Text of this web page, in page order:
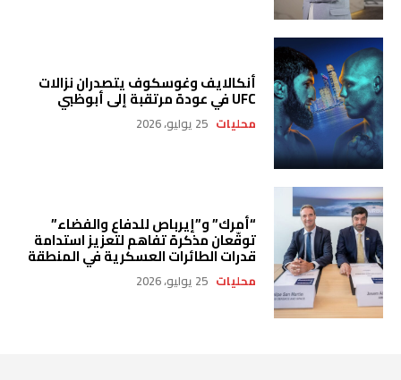
أنكالايف وغوسكوف يتصدران نزالات
UFC في عودة مرتقبة إلى أبوظبي
محليات 25 يوليو، 2026
“أمرك” و”إيرباص للدفاع والفضاء”
توقّعان مذكرة تفاهم لتعزيز استدامة
قدرات الطائرات العسكرية في المنطقة
محليات 25 يوليو، 2026